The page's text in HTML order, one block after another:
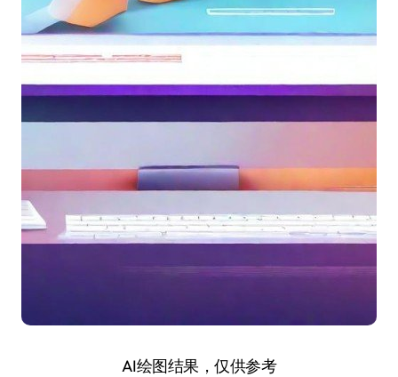
AI绘图结果，仅供参考